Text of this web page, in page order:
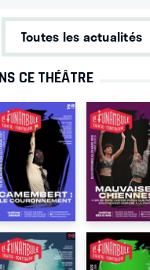
Toutes les actualités
CE THÉÂTRE